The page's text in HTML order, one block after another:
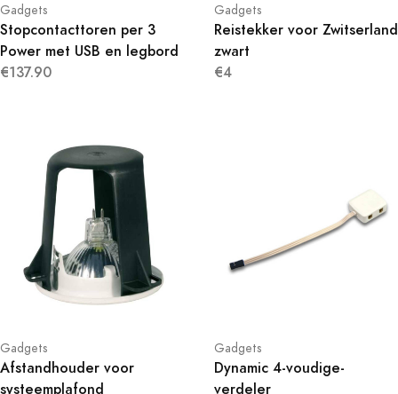
Gadgets
Stopcontacttoren per 3
Power met USB en legbord
€137.90
Gadgets
Reistekker voor Zwitserland
zwart
€4
Gadgets
Afstandhouder voor
systeemplafond
Gadgets
Dynamic 4-voudige-
verdeler